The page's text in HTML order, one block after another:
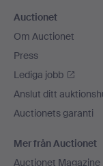
Auctionet
Om Auctionet
Press
Lediga jobb
Anslut ditt
Auctionets garanti
Mer från Auctionet
Auctionet Magazine